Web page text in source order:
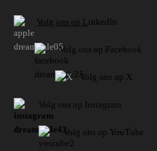
Volg ons op L inkedIn
Volg ons op Facebook
Volg ons op X
Volg ons op Instagram
Volg ons op YouTube